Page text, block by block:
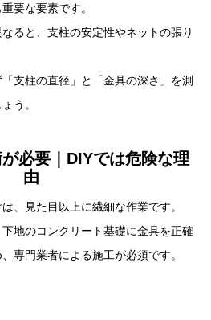
要な要素です。
ると、支柱の安定性やネットの張り
支柱の直径」と「金具の深さ」を測
う。
必要｜DIYでは危険な理
由
、見た目以上に繊細な作業です。
地のコンクリート基礎に金具を正確
専門業者による施工が必須です。